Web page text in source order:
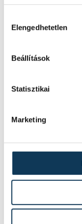
Elengedhetetlen
Beállítások
Statisztikai
Marketing